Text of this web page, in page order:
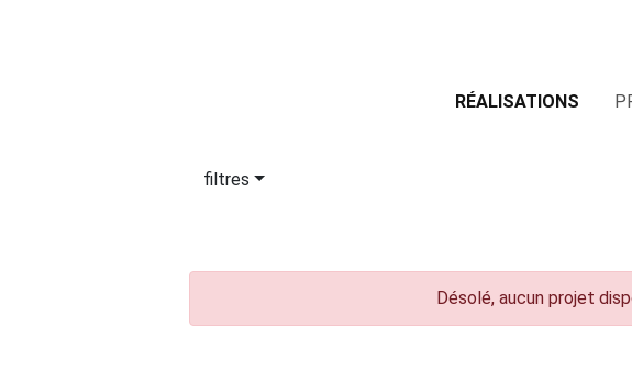
RÉALISATIONS
filtres
Désolé, aucun projet